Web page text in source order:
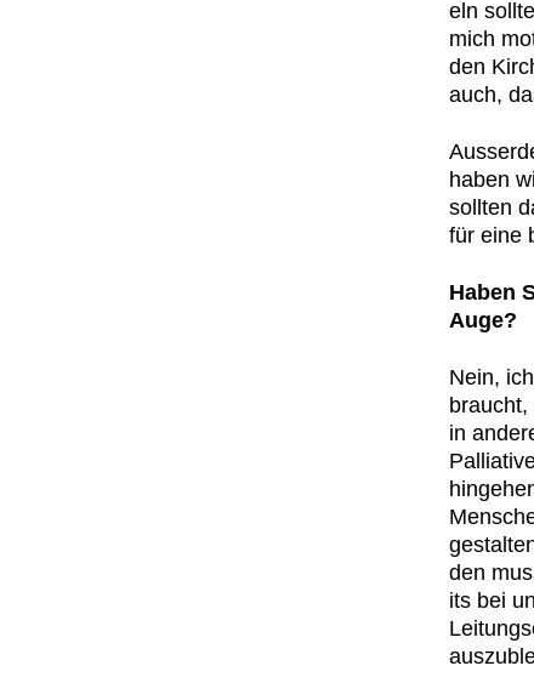
eln
mich
den
auch,
haben
soll­ten
für eine
Haben
Auge?
Nein,
in
den
its bei